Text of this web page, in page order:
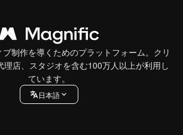
制作を導くためのプラットフォーム。クリ
理店、スタジオを含む100万人以上が利用し
ています。
日本語